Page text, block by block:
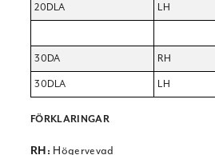
20DLA
LH
30DA RH
30DLA
LH
FÖRKLARINGAR
RH: Högervevad